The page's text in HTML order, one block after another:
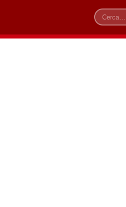
Cerca